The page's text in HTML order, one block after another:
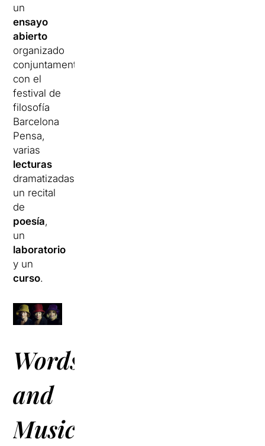
un
ensayo
abierto
organizado
conjuntamente
con el
festival de
filosofía
Barcelona
Pensa,
varias
lecturas
dramatizadas,
un recital
de
poesía,
un
laboratorio
y un
curso.
Words
and
Music